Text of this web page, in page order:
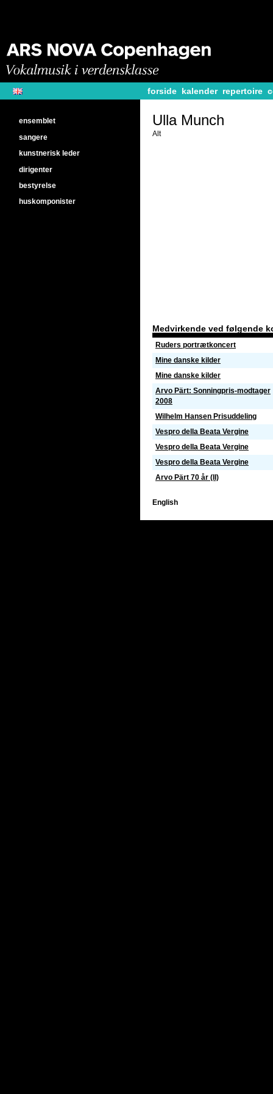
forside kalender repertoire
Ulla Munch
Alt
Medvirkende ved følgende
Ruders portrætkoncert
Mine danske kilder
Mine danske kilder
Arvo Pärt: Sonningpris-modtager
2008
Wilhelm Hansen Prisuddeling
Vespro della Beata Vergine
Vespro della Beata Vergine
Vespro della Beata Vergine
Arvo Pärt 70 år (II)
English
ensemblet
sangere
kunstnerisk leder
dirigenter
bestyrelse
huskomponister